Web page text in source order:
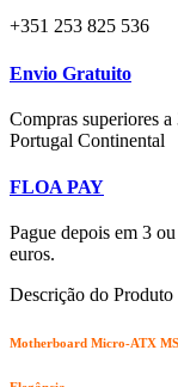
+351 253 825 536
Envio Gratuito
Compras superiores
Portugal Continental
FLOA PAY
Pague depois em 3
euros.
Descrição do Produto
Motherboard Micro-ATX